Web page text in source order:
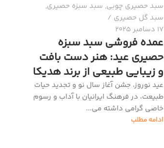
سبد حصیری چوبی, سبد سبزه حصیری,
سبد گل حصیری
17 دسامبر 2025
عمده فروشی سبد سبزه
حصیری عید: هنر دست بافت
و زیبایی طبیعی از برند هدیکا
عید نوروز، جشن آغاز سال نو و تجدید حیات
طبیعت، در فرهنگ ایرانیان با آداب و رسوم
خاصی گرامی داشته می‌...
ادامه مطلب